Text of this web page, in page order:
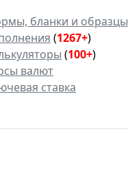
бланки и образцы
(1267+)
(100+)
валют
ставка